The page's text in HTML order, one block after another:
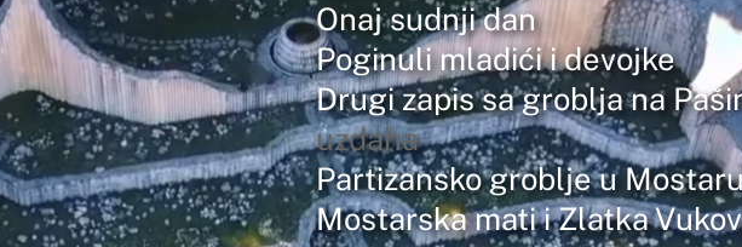
Onaj sudnji dan
Poginuli mladići i devojke
Drugi zapis sa groblja na
uzdaha
Partizansko groblje u
Mostarska mati i Zlatka